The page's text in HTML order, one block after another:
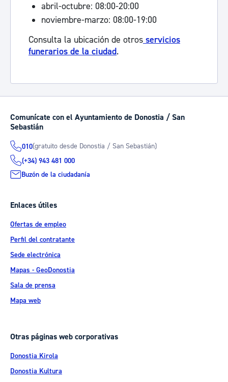
abril-octubre: 08:00-20:00
noviembre-marzo: 08:00-19:00
Consulta la ubicación de otros servicios
funerarios de la ciudad.
Comunícate con el Ayuntamiento de Donostia / San
Sebastián
010(gratuito desde Donostia / San Sebastián)
(+34) 943 481 000
Buzón de la ciudadanía
Enlaces útiles
Ofertas de empleo
Perfil del contratante
Sede electrónica
Mapas - GeoDonostia
Sala de prensa
Mapa web
Otras páginas web corporativas
Donostia Kirola
Donostia Kultura